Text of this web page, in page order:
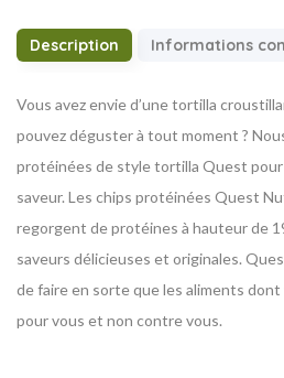
Description Informations
Vous avez envie d’une tortilla
pouvez déguster à tout moment ?
protéinées de style tortilla Quest
saveur. Les chips protéinées Quest
regorgent de protéines à hauteur de
saveurs délicieuses et originales.
de faire en sorte que les aliments
pour vous et non contre vous.